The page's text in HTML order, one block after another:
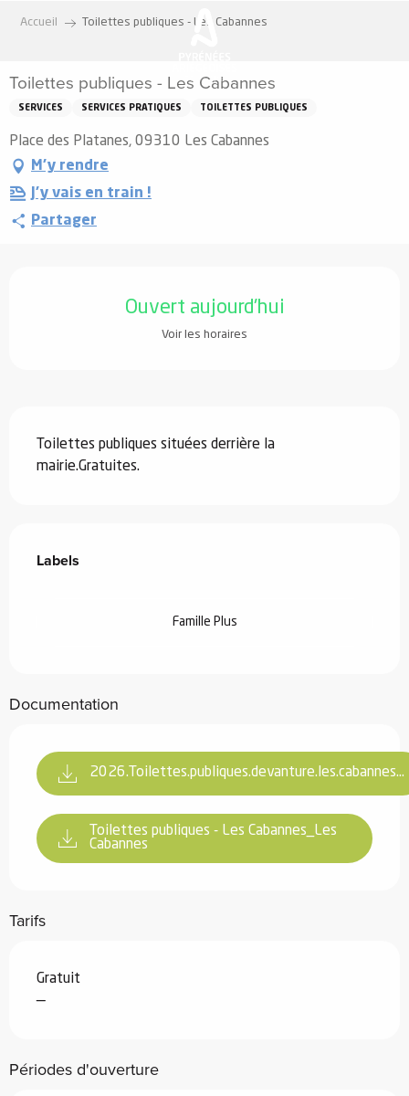
principal
Accueil Toilettes publiques - Les Cabannes
Toilettes publiques - Les Cabannes
SERVICES SERVICES PRATIQUES TOILETTES PUBLIQUES
Place des Platanes, 09310 Les Cabannes
M'y rendre
J'y vais en train !
Partager
Ouvert aujourd'hui
Voir les horaires
Toilettes publiques situées derrière la
mairie.Gratuites.
Labels
Labels
Famille Plus
Documentation
2026.Toilettes.publiques.devanture.les.cabannes...
Toilettes publiques - Les Cabannes_Les
Cabannes
Tarifs
Gratuit
—
Périodes d'ouverture